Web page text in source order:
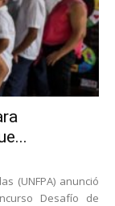
(UNFPA) anunció
Desafío de